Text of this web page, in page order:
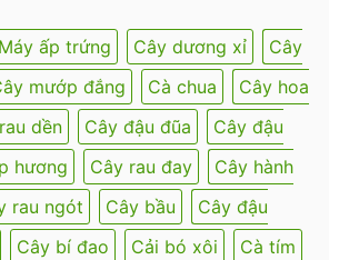
Máy ấp trứng Cây dương xỉ
Cây
mướp đắng Cà chua
Cây hoa
dền Cây đậu đũa
Cây đậu
hương Cây rau đay
Cây hành
rau ngót Cây bầu
Cây đậu
Cây bí đao Cải bó xôi
Cà tím